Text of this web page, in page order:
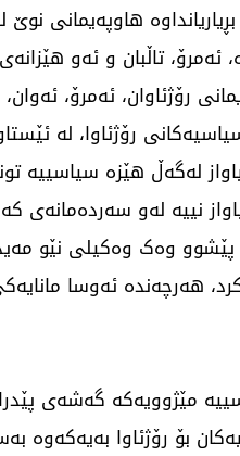
هاوپەیمانی نوێ
ئەمرۆ، تاڵبان و ئەو
رۆژئاوان، ئەمرۆ،
رۆژئاوا، لە
لەگەڵ هێزە سیاسییە
نییە لەو سەردەمانەی
وەک وەکیلی نێو
هەرچەندە ئەوسا
مێژوویەکە گەشەی
بۆ رۆژئاوا بەیەکەوە